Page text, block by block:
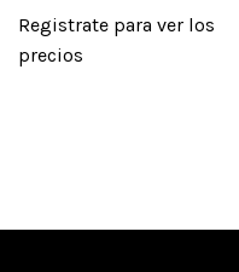
Registrate para ver los
precios